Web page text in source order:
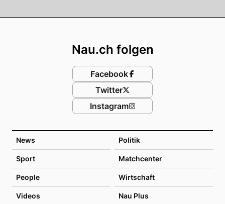
News Politik
Sport Matchcenter
People Wirtschaft
Videos Nau Plus
Nau.ch folgen
Facebook
Twitter
Instagram